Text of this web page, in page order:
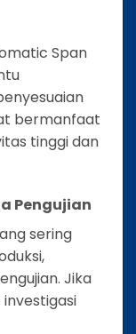
Span
bermanfaat
tinggi dan
Pengujian
sering
Jika